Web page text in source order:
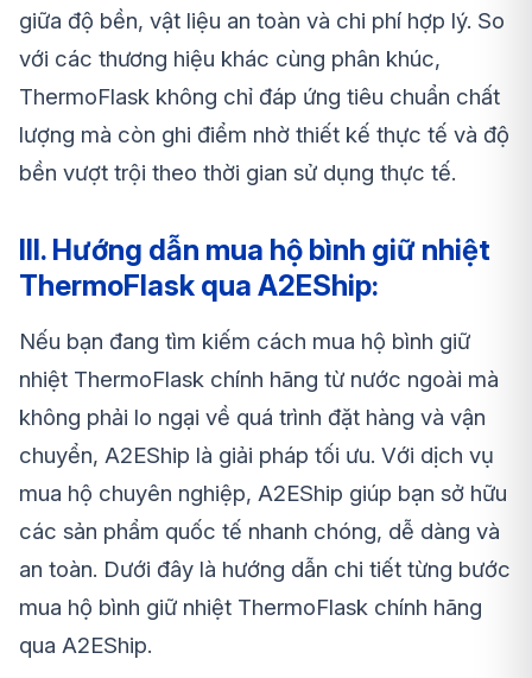
giữa độ bền, vật liệu an toàn và chi phí hợp lý. So
với các thương hiệu khác cùng phân khúc,
ThermoFlask không chỉ đáp ứng tiêu chuẩn chất
lượng mà còn ghi điểm nhờ thiết kế thực tế và độ
bền vượt trội theo thời gian sử dụng thực tế.
III. Hướng dẫn mua hộ bình giữ nhiệt
ThermoFlask qua A2EShip:
Nếu bạn đang tìm kiếm cách mua hộ bình giữ
nhiệt ThermoFlask chính hãng từ nước ngoài mà
không phải lo ngại về quá trình đặt hàng và vận
chuyển, A2EShip là giải pháp tối ưu. Với dịch vụ
mua hộ chuyên nghiệp, A2EShip giúp bạn sở hữu
các sản phẩm quốc tế nhanh chóng, dễ dàng và
an toàn. Dưới đây là hướng dẫn chi tiết từng bước
mua hộ bình giữ nhiệt ThermoFlask chính hãng
qua A2EShip.